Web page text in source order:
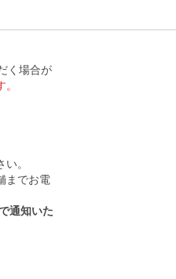
く場合が
。
までお電
通知いた